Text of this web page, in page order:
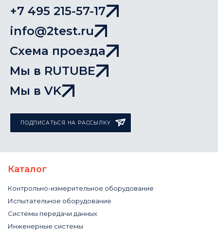
+7 495 215-57-17
info@2test.ru
Схема проезда
Мы в RUTUBE
Мы в VK
ПОДПИСАТЬСЯ НА РАССЫЛКУ
Каталог
Контрольно-измерительное оборудование
Испытательное оборудование
Системы передачи данных
Инженерные системы